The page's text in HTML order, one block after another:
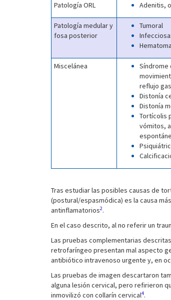
Patología ORL Adenitis,
Patología medular y
fosa posterior
Tumoral
Miscelánea
Síndrome
reflujo
Distonía
Distonía
Tortícolis
vómitos,
Tras estudiar las posibles causas de
(postural/espasmódica) es la causa
antinflamatorios2.
En el caso descrito, al no referir un
Las pruebas complementarias
retrofaríngeo presentan mal aspecto
antibiótico intravenoso urgente y, en
Las pruebas de imagen descartaron
alguna lesión cervical, pero refirieron
inmovilizó con collarín cervical4.